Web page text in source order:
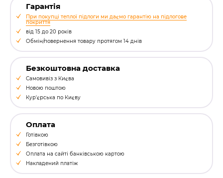
Гарантія
При покупці теплої підлоги ми даємо гарантію на підлогове
покриття
від 15 до 20 років
Обмін/повернення товару протягом 14 днів
Безкоштовна доставка
Самовивіз з Києва
Новою поштою
Кур'єрська по Києву
Оплата
Готівкою
Безготівкою
Оплата на сайті банківською картою
Накладений платіж